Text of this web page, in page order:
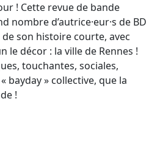
! Cette revue de bande
nombre d’autrice·eur·s de BD
de son histoire courte, avec
le décor : la ville de Rennes !
touchantes, sociales,
bayday » collective, que la
!